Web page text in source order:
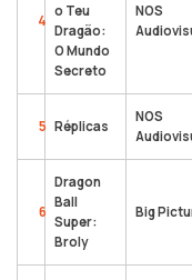
4
o Teu
Dragão:
O Mundo
Secreto
NOS
5 Réplicas
NOS
6
Dragon
Ball
Super:
Broly
Big